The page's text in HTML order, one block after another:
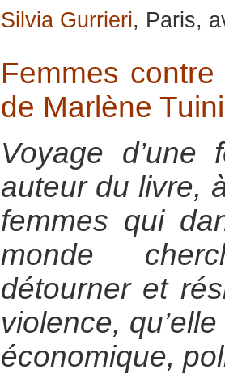
Silvia Gurrieri, Paris,
Femmes
de Marlène
Voyage d’une
auteur du livre,
femmes qui
monde
détourner et
violence,
économique,